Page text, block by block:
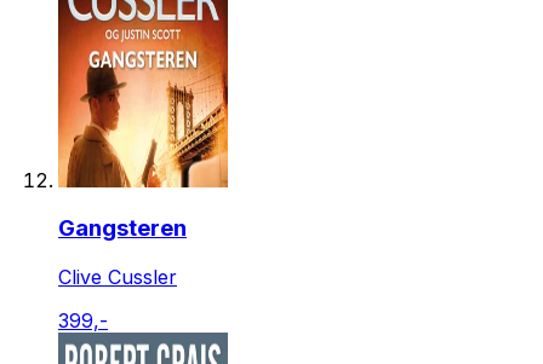
Gangsteren
Clive Cussler
399,-